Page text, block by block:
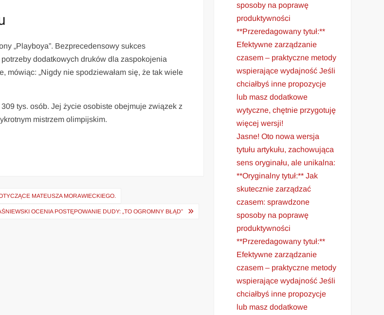
„Playboya”. Bezprecedensowy sukces
dodatkowych druków dla zaspokojenia
mówiąc: „Nigdy nie spodziewałam się, że tak wiele
tys. osób. Jej życie osobiste obejmuje związek z
mistrzem olimpijskim.
MATEUSZA MORAWIECKIEGO.
OCENIA POSTĘPOWANIE DUDY: „TO OGROMNY BŁĄD”
sposoby na poprawę
produktywności
**Przeredagowany tytuł:**
Efektywne zarządzanie
czasem – praktyczne metody
wspierające wydajność Jeśli
chciałbyś inne propozycje
lub masz dodatkowe
wytyczne, chętnie przygotuję
więcej wersji!
Jasne! Oto nowa wersja
tytułu artykułu, zachowująca
sens oryginału, ale unikalna:
**Oryginalny tytuł:** Jak
skutecznie zarządzać
czasem: sprawdzone
sposoby na poprawę
produktywności
**Przeredagowany tytuł:**
Efektywne zarządzanie
czasem – praktyczne metody
wspierające wydajność Jeśli
chciałbyś inne propozycje
lub masz dodatkowe